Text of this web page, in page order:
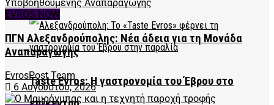
Taste Evros: Η γαστρονομία του Έβρου στο
EVROS NOW
ΠΓΝ Αλεξανδρούπολης: Νέα άδεια για τη Μονάδα
Αναπαραγωγής
EvrosPost Team
6 Αυγούστου, 2026